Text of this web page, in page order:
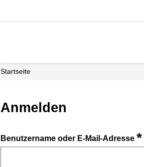
Startseite
Anmelden
Benutzername oder E-Mail-Adresse*